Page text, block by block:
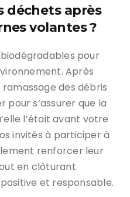
déchets après
volantes ?
pour
Après
des débris
pour s’assurer que la
l’était avant votre
invités à participer à
renforcer leur
en clôturant
et responsable.